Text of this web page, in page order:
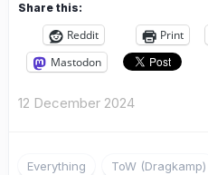
Share this:
Reddit Print
Mastodon
12 December 2024
Everything ToW (Dragkamp)